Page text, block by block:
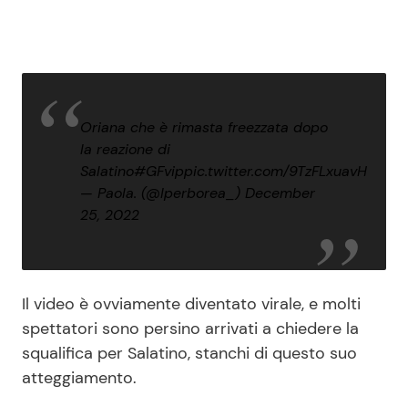
Oriana che è rimasta freezzata dopo
la reazione di
Salatino#GFvippic.twitter.com/9TzFLxuavH
— Paola. (@Iperborea_) December
25, 2022
Il video è ovviamente diventato virale, e molti
spettatori sono persino arrivati a chiedere la
squalifica per Salatino, stanchi di questo suo
atteggiamento.